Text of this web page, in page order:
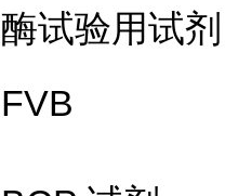
酶试验用试剂
FVB